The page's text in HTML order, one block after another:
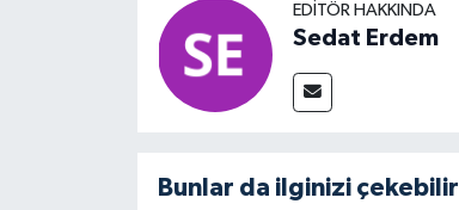
EDITÖR HAKKINDA
Sedat Erdem
Bunlar da ilginizi çekebilir